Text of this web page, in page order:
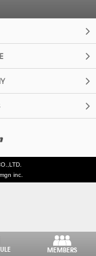
inc.
MEMBERS